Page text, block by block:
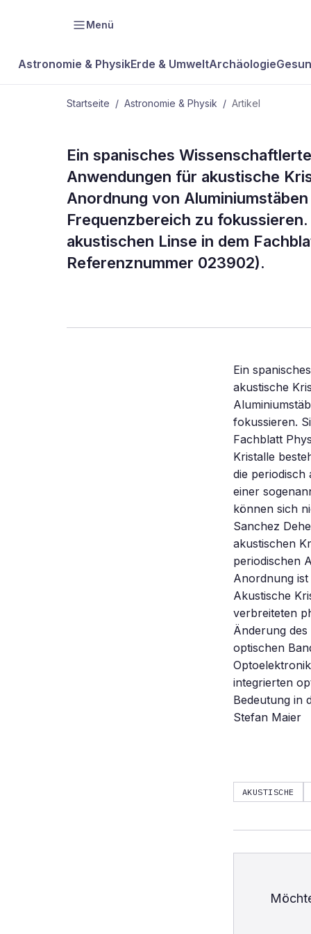
Menü
Astronomie & PhysikErde & UmweltArchäologie
Startseite / Astronomie & Physik / Artikel
ASTRONOMIE & PHYSIK
Akustische
bündeln
Ein spanisches
Anwendungen für akustische
Anordnung von
Frequenzbereich zu
akustischen Linse in dem
Referenznummer 023902).
Ein
akustische
fokussieren.
Fachblatt
Kristalle
die periodisch
einer
können sich
Sanchez
akustischen
periodischen
Anordnung
Akustische
verbreiteten
Änderung
optischen
integrierten
Bedeutung in
Stefan Maier
AKUSTISCHE